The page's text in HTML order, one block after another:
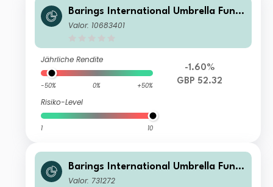
Barings International Umbrella Fund
- Barings Eastern Europe Fund Class
Valor: 10683401
Jährliche Rendite
-50% 0% +50%
Risiko-Level
1 10
-1.60%
GBP 52.32
Barings International Umbrella Fund
- Barings Eastern Europe Fund Class
Valor: 731272